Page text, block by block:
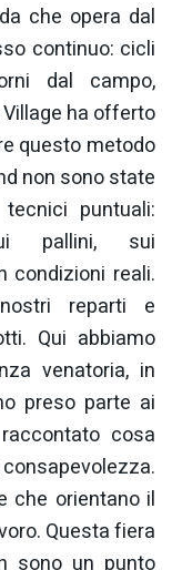
che opera dal
continuo: cicli
dal campo,
ha offerto
questo metodo
non sono state
puntuali:
pallini, sui
condizioni reali.
reparti e
Qui abbiamo
venatoria, in
preso parte ai
cosa
che orientano il
Questa fiera
sono un punto